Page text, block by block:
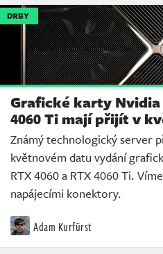
DRBY
Grafické karty Nvidia
4060 Ti mají přijít v
Známý technologický server
květnovém datu vydání
RTX 4060 a RTX 4060 Ti.
napájecími konektory.
Adam Kurfürst